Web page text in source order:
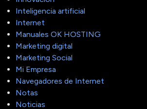
Inteligencia artificial
Internet
Manuales OK HOSTING
Marketing digital
Marketing Social
Mi Empresa
Navegadores de Internet
Notas
Noticias